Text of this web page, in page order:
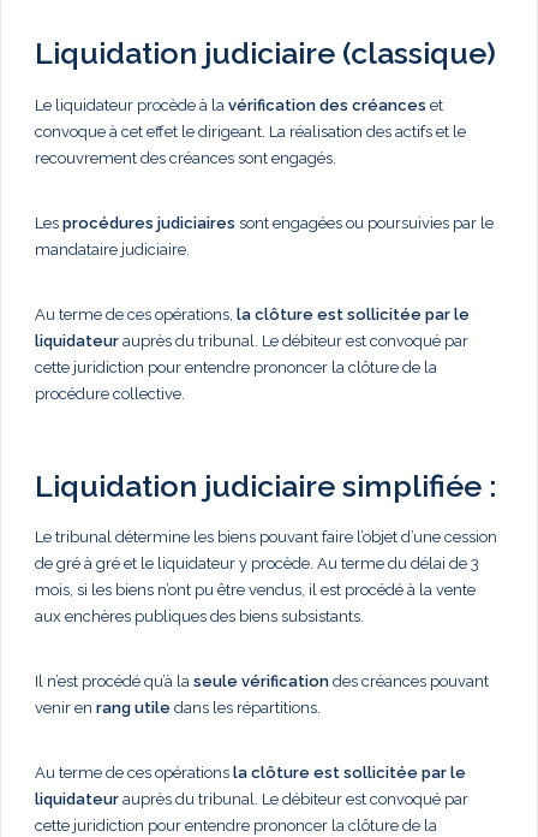
Liquidation judiciaire (classique)
Le liquidateur procède à la vérification des créances et
convoque à cet effet le dirigeant. La réalisation des actifs et le
recouvrement des créances sont engagés.
Les procédures judiciaires sont engagées ou poursuivies par le
mandataire judiciaire.
Au terme de ces opérations, la clôture est sollicitée par le
liquidateur auprès du tribunal. Le débiteur est convoqué par
cette juridiction pour entendre prononcer la clôture de la
procédure collective.
Liquidation judiciaire simplifiée :
Le tribunal détermine les biens pouvant faire l’objet d’une cession
de gré à gré et le liquidateur y procède. Au terme du délai de 3
mois, si les biens n’ont pu être vendus, il est procédé à la vente
aux enchères publiques des biens subsistants.
Il n’est procédé qu’à la seule vérification des créances pouvant
venir en rang utile dans les répartitions.
Au terme de ces opérations la clôture est sollicitée par le
liquidateur auprès du tribunal. Le débiteur est convoqué par
cette juridiction pour entendre prononcer la clôture de la